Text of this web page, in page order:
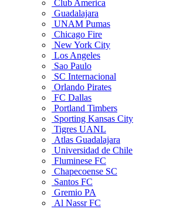
Club America
Guadalajara
UNAM Pumas
Chicago Fire
New York City
Los Angeles
Sao Paulo
SC Internacional
Orlando Pirates
FC Dallas
Portland Timbers
Sporting Kansas City
Tigres UANL
Atlas Guadalajara
Universidad de Chile
Fluminese FC
Chapecoense SC
Santos FC
Gremio PA
Al Nassr FC